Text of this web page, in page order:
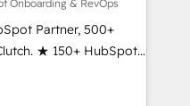
Onboarding & RevOps
Partner, 500+
★ 150+ HubSpot
the team ★
five continents ★ AI-